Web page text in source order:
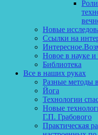
Новые
Ссылки на
Новое в науке и
Библиотека
Все в наших руках
Разные методы
Йога
Технологии
Новые
Г.П. Грабового
Практическая